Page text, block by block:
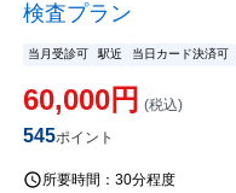
検査プラン
当月受診可 駅近 当日カード決済可
60,000円 (税込)
545ポイント
所要時間： 30分程度